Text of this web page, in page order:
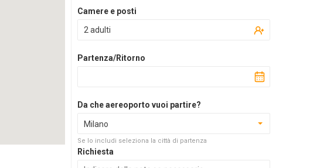
Camere e posti
2 adulti
Partenza/Ritorno
Da che aereoporto vuoi partire?
Milano
Se lo includi seleziona la città di partenza
Richiesta